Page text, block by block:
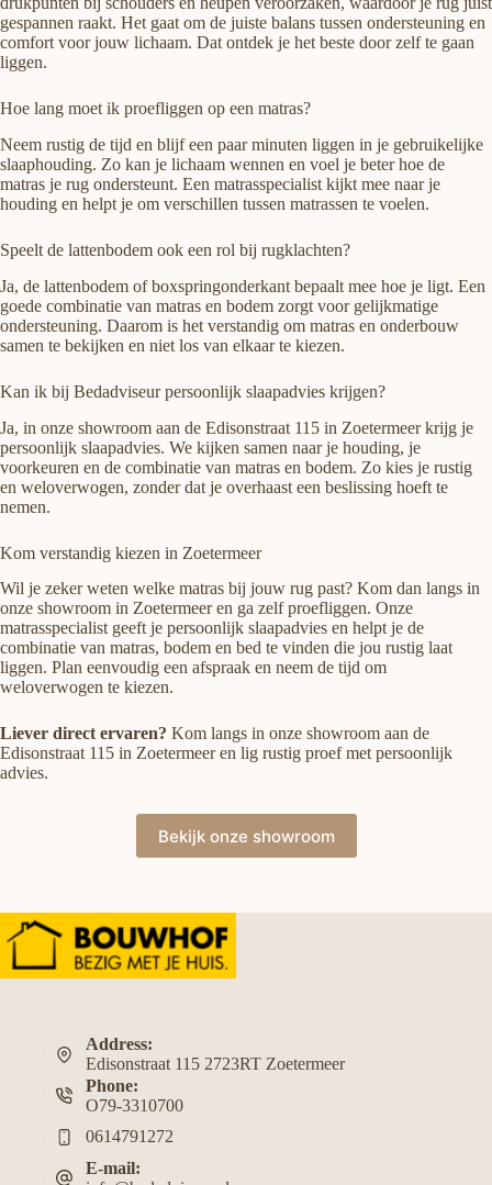
gespannen raakt. Het gaat om de juiste balans tussen ondersteuning en
comfort voor jouw lichaam. Dat ontdek je het beste door zelf te gaan
liggen.
Hoe lang moet ik proefliggen op een matras?
Neem rustig de tijd en blijf een paar minuten liggen in je gebruikelijke
slaaphouding. Zo kan je lichaam wennen en voel je beter hoe de
matras je rug ondersteunt. Een matrasspecialist kijkt mee naar je
houding en helpt je om verschillen tussen matrassen te voelen.
Speelt de lattenbodem ook een rol bij rugklachten?
Ja, de lattenbodem of boxspringonderkant bepaalt mee hoe je ligt. Een
goede combinatie van matras en bodem zorgt voor gelijkmatige
ondersteuning. Daarom is het verstandig om matras en onderbouw
samen te bekijken en niet los van elkaar te kiezen.
Kan ik bij Bedadviseur persoonlijk slaapadvies krijgen?
Ja, in onze showroom aan de Edisonstraat 115 in Zoetermeer krijg je
persoonlijk slaapadvies. We kijken samen naar je houding, je
voorkeuren en de combinatie van matras en bodem. Zo kies je rustig
en weloverwogen, zonder dat je overhaast een beslissing hoeft te
nemen.
Kom verstandig kiezen in Zoetermeer
Wil je zeker weten welke matras bij jouw rug past? Kom dan langs in
onze showroom in Zoetermeer en ga zelf proefliggen. Onze
matrasspecialist geeft je persoonlijk slaapadvies en helpt je de
combinatie van matras, bodem en bed te vinden die jou rustig laat
liggen. Plan eenvoudig een afspraak en neem de tijd om
weloverwogen te kiezen.
Liever direct ervaren? Kom langs in onze showroom aan de
Edisonstraat 115 in Zoetermeer en lig rustig proef met persoonlijk
advies.
Bekijk onze showroom
Address:
Edisonstraat 115 2723RT Zoetermeer
Phone:
O79-3310700
0614791272
E-mail: